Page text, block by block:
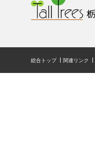
総合トップ 関連リンク